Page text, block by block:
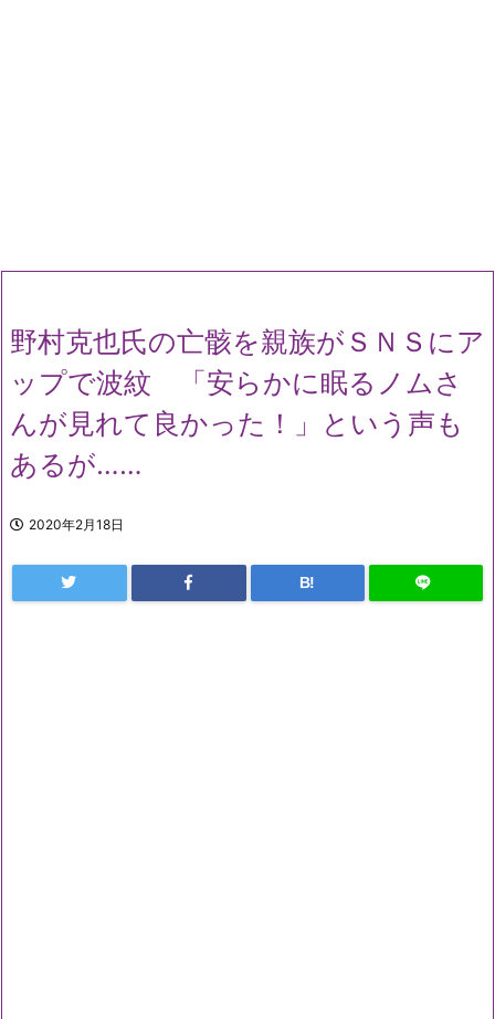
野村克也氏の亡骸を親族がＳＮＳにア
ップで波紋 「安らかに眠るノムさ
んが見れて良かった！」という声も
あるが……
2020年2月18日
B!